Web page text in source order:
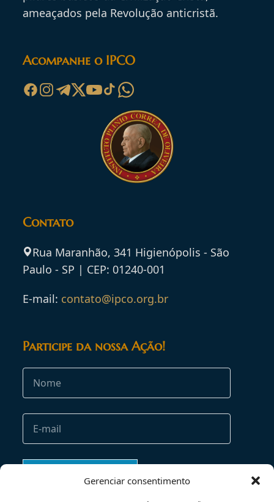
Gerenciar consentimento
ameaçados pela Revolução anticristã.
Acompanhe o IPCO
Contato
Rua Maranhão, 341 Higienópolis - São
Paulo - SP | CEP: 01240-001
E-mail: contato@ipco.org.br
Participe da nossa Ação!